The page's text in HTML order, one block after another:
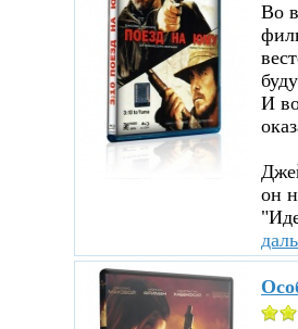
Во
И
он